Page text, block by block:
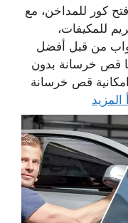
كور للمداخن، مع
للمكيفات،
من قبل أفضل
قص خرسانة بدون
قص خرسانة
المزيد